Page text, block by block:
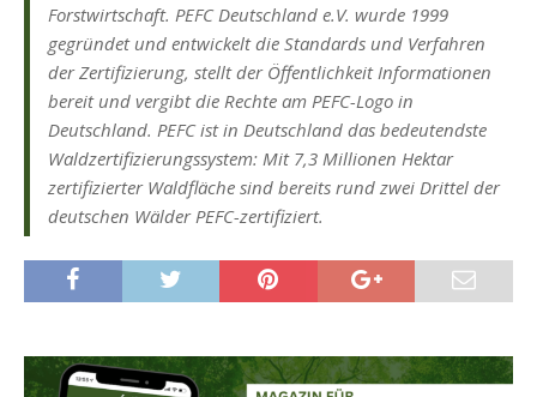
Forstwirtschaft. PEFC Deutschland e.V. wurde 1999
gegründet und entwickelt die Standards und Verfahren
der Zertifizierung, stellt der Öffentlichkeit Informationen
bereit und vergibt die Rechte am PEFC-Logo in
Deutschland. PEFC ist in Deutschland das bedeutendste
Waldzertifizierungssystem: Mit 7,3 Millionen Hektar
zertifizierter Waldfläche sind bereits rund zwei Drittel der
deutschen Wälder PEFC-zertifiziert.